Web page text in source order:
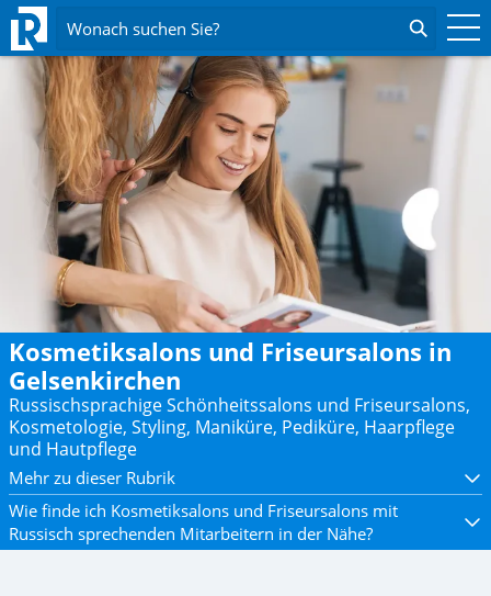
Wonach suchen Sie?
Kosmetiksalons und Friseursalons in
Gelsenkirchen
Russischsprachige Schönheitssalons und Friseursalons,
Kosmetologie, Styling, Maniküre, Pediküre, Haarpflege
und Hautpflege
Mehr zu dieser Rubrik
Wie finde ich Kosmetiksalons und Friseursalons mit
Russisch sprechenden Mitarbeitern in der Nähe?